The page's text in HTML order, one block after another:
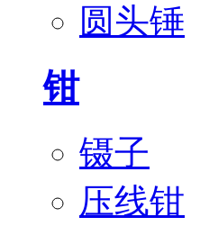
圆头锤
钳
镊子
压线钳